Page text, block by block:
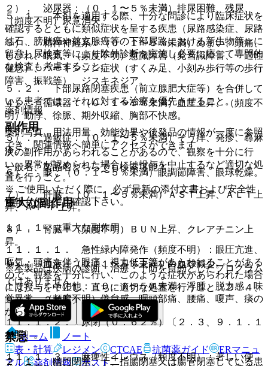
２）． 泌尿器：（０．１〜５％未満）排尿困難、残尿、
（頻度不明）尿意消失。
３）． 精神神経系：（０．１〜５％未満）めまい、頭痛、
しびれ、眠気、（頻度不明）意識障害（見当識障害、一過性
健忘）、パーキンソン症状（すくみ足、小刻み歩行等の歩行
障害、振戦等）、ジスキネジア。
４）． 循環器：（０．１〜５％未満）血圧上昇、（頻度不
明）動悸、徐脈、期外収縮、胸部不快感。
５）． 過敏症：（０．１〜５％未満）そう痒、発疹、蕁麻
疹。
６）． 眼：（０．１〜５％未満）眼調節障害、眼球乾燥。
７）． 肝臓：（０．１〜５％未満）ＡＳＴ上昇、ＡＬＴ上
昇、Ａｌ−Ｐ上昇。
８）． 腎臓：（頻度不明）ＢＵＮ上昇、クレアチニン上
昇。
９）． 血液：（０．１〜５％未満）白血球減少。
１０）． その他：（０．１〜５％未満）浮腫、脱力感、味
覚異常、（頻度不明）倦怠感、咽頭部痛、腰痛、嗄声、痰の
からみ。
禁忌
２．１． 幽門閉塞、十二指腸閉塞又は腸管閉塞している患
５．１． 本剤を適用する際、十分な問診により臨床症状を
確認するとともに類似症状を呈する疾患（尿路感染症、尿路
結石、膀胱癌や前立腺癌等の下部尿路における新生物等）に
留意し尿検査等により除外診断を実施し必要に応じて専門的
な検査も考慮すること。
５．２． 下部尿路閉塞疾患（前立腺肥大症等）を合併して
いる患者では、それに対する治療を優先させること。
副作用
次の副作用があらわれることがあるので、観察を十分に行
い、異常が認められた場合には投与を中止するなど適切な処
置を行うこと。
重大な副作用
１１．１． 重大な副作用
１１．１．１． 急性緑内障発作（頻度不明）：眼圧亢進、
嘔気・頭痛を伴う眼痛、視力低下等があらわれることがある
ので、観察を十分に行い、このような症状があらわれた場合
には投与を中止し、直ちに適切な処置を行うこと〔２．４、
９．１．２参照〕。
１１．１．２． 尿閉（０．６２％）〔２．３、９．１．１
参照〕。
１１．１．３． 麻痺性イレウス（頻度不明）：著しい便
薬剤情報
薬剤写真、用法用量、効能効果や後発品の情報が一度に参照
でき、関連情報へ簡単にアクセスができます。
一般名、製品名どちらでも検索可能！
※ ご使用いただく際に、必ず最新の添付文書および安全性
情報も併せてご確認下さい。
※本製品は疾病の診断・治療・予防を目的としたプログラム
ではありません。
ホーム
ノート
表・計算
レジメン CTCAE 抗菌薬ガイド
ERマニュ
アル
薬剤情報 ポスト